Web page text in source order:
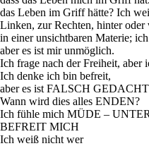
das Leben im Griff hätte? Ich
Linken, zur Rechten, hinter
in einer unsichtbaren Materie;
aber es ist mir unmöglich.
Ich frage nach der Freiheit, aber
Ich denke ich bin befreit,
aber es ist FALSCH
Wann wird dies alles ENDEN?
Ich fühle mich MÜDE –
BEFREIT MICH
Ich weiß nicht wer